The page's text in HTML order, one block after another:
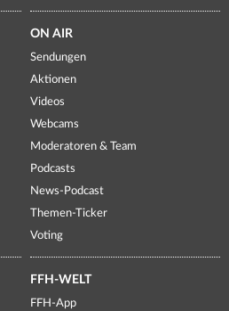
ON AIR
Sendungen
Aktionen
Videos
Webcams
Moderatoren & Team
Podcasts
News-Podcast
Themen-Ticker
Voting
FFH-WELT
FFH-App